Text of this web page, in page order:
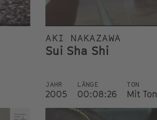
AKI NAKAZAWA
Sui Sha Shi
JAHR
2005
LÄNGE
00:08:26
TON
Mit Ton